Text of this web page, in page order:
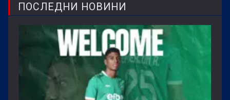
ПОСЛЕДНИ НОВИНИ